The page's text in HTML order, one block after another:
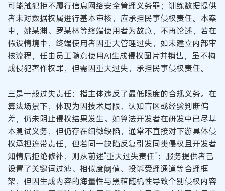
可能触犯拒不履行信息网络安全管理义务罪；训练数据提供
者未对数据权属进行基本审核，应承担民事侵权责任。本案
中，姚某渊、罗某林等终端使用者为故意，不再论述，若在
假设情境中，终端使用者因重大管理过失，如未建立内部审
核流程，任由员工随意使用AI生成侵权图片并销售，虽不构
成侵犯著作权罪，但需因重大过失，承担民事侵权责任。
三是一般过失责任：指主体违反了最低限度的合规义务。在
算法场景下，体现为因技术局限、认知盲区或经验判断偏
差，仍未阻止侵权结果发生。如算法开发者在研发中已尽基
本测试义务，但仍存在细微缺陷，通常不直接对下游具体侵
权承担连带责任，但若同一缺陷反复引发同类侵权且开发者
知情后拒绝修补，则从前述“重大过失责任”；服务提供者已
设置了关键词过滤、相似度阈值、投诉受理通道等合理框
架，但因生成内容的海量性与黑箱随机性导致个别侵权内容